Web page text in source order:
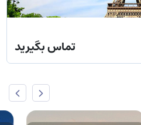
تماس بگیرید